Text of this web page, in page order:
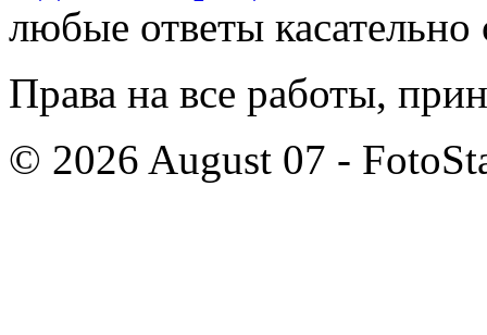
любые ответы касательно
Права на все работы,
© 2026 August 07 -